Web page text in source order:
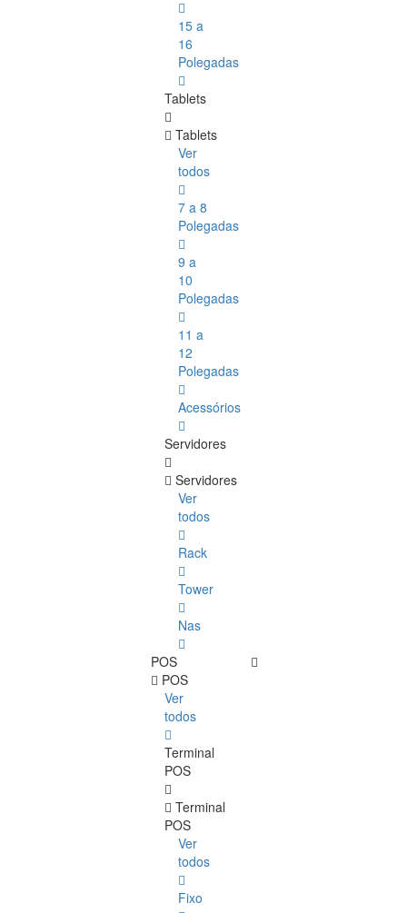
15 a
16
Polegadas
Tablets
Tablets
Ver
todos
7 a 8
Polegadas
9 a
10
Polegadas
11 a
12
Polegadas
Acessórios
Servidores
Servidores
Ver
todos
Rack
Tower
Nas
POS
POS
Ver
todos
Terminal
POS
Terminal
POS
Ver
todos
Fixo